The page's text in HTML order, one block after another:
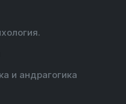
и андрагогика